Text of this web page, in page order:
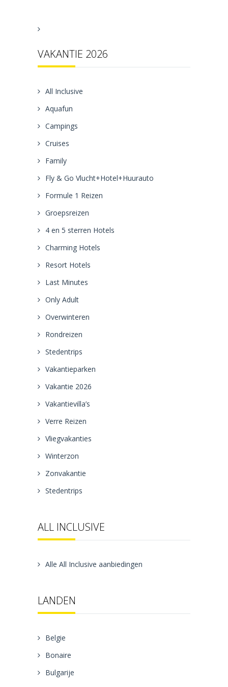
VAKANTIE 2026
All Inclusive
Aquafun
Campings
Cruises
Family
Fly & Go Vlucht+Hotel+Huurauto
Formule 1 Reizen
Groepsreizen
4 en 5 sterren Hotels
Charming Hotels
Resort Hotels
Last Minutes
Only Adult
Overwinteren
Rondreizen
Stedentrips
Vakantieparken
Vakantie 2026
Vakantievilla’s
Verre Reizen
Vliegvakanties
Winterzon
Zonvakantie
Stedentrips
ALL INCLUSIVE
Alle All Inclusive aanbiedingen
LANDEN
Belgie
Bonaire
Bulgarije